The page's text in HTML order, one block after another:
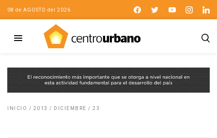
08 de AGOSTO del 2026
INICIO / 2013 / DICIEMBRE / 23